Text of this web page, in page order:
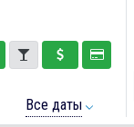
Все даты